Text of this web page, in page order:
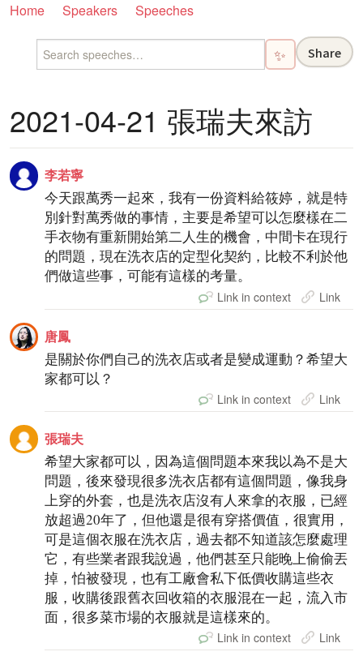
Home Speakers Speeches
✨ Share
2021-04-21 張瑞夫來訪
李若寧
今天跟萬秀一起來，我有一份資料給筱婷，就是特
別針對萬秀做的事情，主要是希望可以怎麼樣在二
手衣物有重新開始第二人生的機會，中間卡在現行
的問題，現在洗衣店的定型化契約，比較不利於他
們做這些事，可能有這樣的考量。
Link in context Link
唐鳳
是關於你們自己的洗衣店或者是變成運動？希望大
家都可以？
Link in context Link
張瑞夫
希望大家都可以，因為這個問題本來我以為不是大
問題，後來發現很多洗衣店都有這個問題，像我身
上穿的外套，也是洗衣店沒有人來拿的衣服，已經
放超過20年了，但他還是很有穿搭價值，很實用，
可是這個衣服在洗衣店，過去都不知道該怎麼處理
它，有些業者跟我說過，他們甚至只能晚上偷偷丟
掉，怕被發現，也有工廠會私下低價收購這些衣
服，收購後跟舊衣回收箱的衣服混在一起，流入市
面，很多菜市場的衣服就是這樣來的。
Link in context Link